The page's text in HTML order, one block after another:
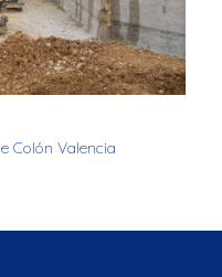
Colón Valencia